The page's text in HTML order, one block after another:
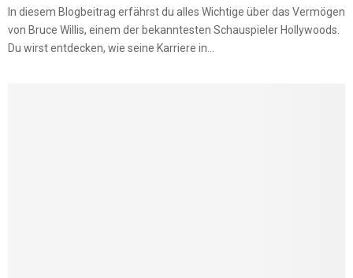
In diesem Blogbeitrag erfährst du alles Wichtige über das Vermögen
von Bruce Willis, einem der bekanntesten Schauspieler Hollywoods.
Du wirst entdecken, wie seine Karriere in...